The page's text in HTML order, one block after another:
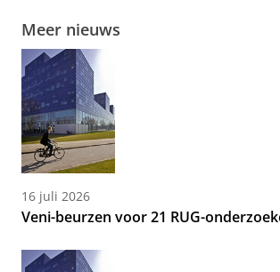
Meer nieuws
16 juli 2026
Veni-beurzen voor 21 RUG-